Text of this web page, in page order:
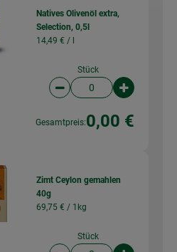
Natives Olivenöl extra,
Selection, 0,5l
14,49 € / l
Stück
Artikelanzahl
Gesamtpreis:0,00 €
Zimt Ceylon gemahlen
40g
69,75 € / 1kg
Stück